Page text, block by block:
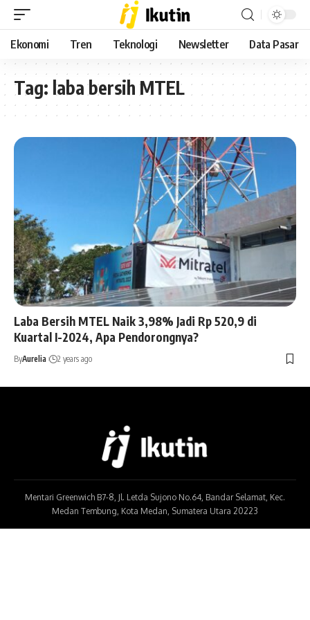
Ekonomi Tren Teknologi Newsletter Data Pasar
Tag: laba bersih MTEL
Laba Bersih MTEL Naik 3,98% Jadi Rp 520,9 di
Kuartal I-2024, Apa Pendorongnya?
ByAurelia 2 years ago
Mentari Greenwich B7-8, Jl. Letda Sujono No.64, Bandar Selamat, Kec.
Medan Tembung, Kota Medan, Sumatera Utara 20223